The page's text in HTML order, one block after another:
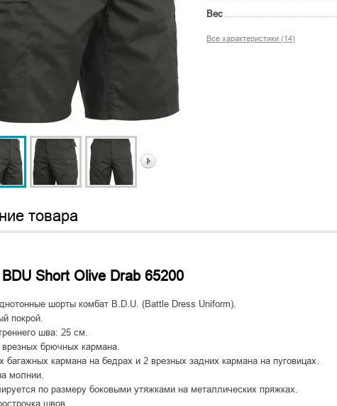
Вес
Все характеристики (14)
товара
BDU Short Olive Drab 65200
шорты комбат B.D.U. (Battle Dress Uniform).
покрой.
шва: 25 см.
врезных брючных кармана.
багажных кармана на бедрах и 2 врезных задних кармана на пуговицах.
молнии.
по размеру боковыми утяжками на металлических пряжках.
швов.